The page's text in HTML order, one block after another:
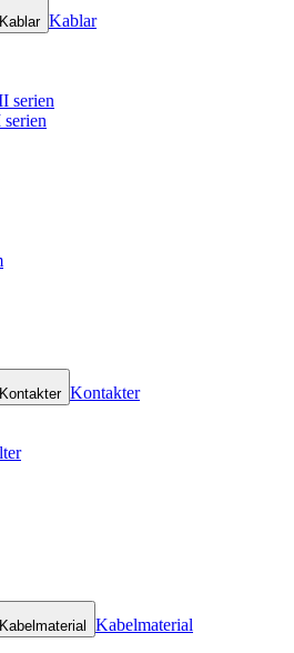
Kablar
serien
Kontakter
Kabelmaterial